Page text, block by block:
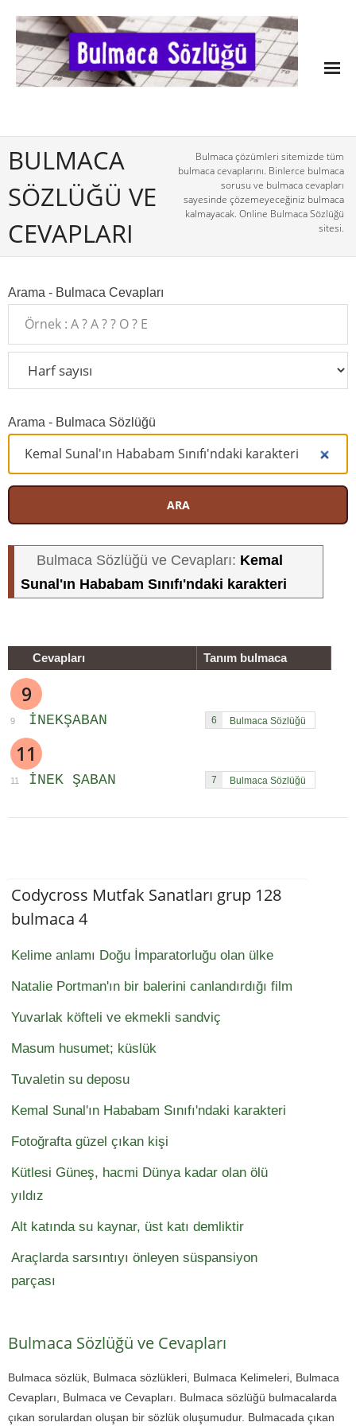
BULMACA
SÖZLÜĞÜ VE
CEVAPLARI
Bulmaca çözümleri sitemizde tüm
bulmaca cevaplarını. Binlerce bulmaca
sorusu ve bulmaca cevapları
sayesinde çözemeyeceğiniz bulmaca
kalmayacak. Online Bulmaca Sözlüğü
sitesi.
Arama - Bulmaca Cevapları
Arama - Bulmaca Sözlüğü
ARA
Bulmaca Sözlüğü ve Cevapları: Kemal
Sunal'ın Hababam Sınıfı'ndaki karakteri
Cevapları Tanım bulmaca
9
9 INEKŞABAN 6
11
11 INEK ŞABAN 7
Codycross Mutfak Sanatları grup 128
bulmaca 4
Kelime anlamı Doğu İmparatorluğu olan ülke
Natalie Portman'ın bir balerini canlandırdığı film
Yuvarlak köfteli ve ekmekli sandviç
Masum husumet; küslük
Tuvaletin su deposu
Kemal Sunal'ın Hababam Sınıfı'ndaki karakteri
Fotoğrafta güzel çıkan kişi
Kütlesi Güneş, hacmi Dünya kadar olan ölü
yıldız
Alt katında su kaynar, üst katı demliktir
Araçlarda sarsıntıyı önleyen süspansiyon
parçası
Bulmaca Sözlüğü ve Cevapları
Bulmaca sözlük, Bulmaca sözlükleri, Bulmaca Kelimeleri, Bulmaca
Cevapları, Bulmaca ve Cevapları. Bulmaca sözlüğü bulmacalarda
çıkan sorulardan oluşan bir sözlük oluşumudur. Bulmacada çıkan